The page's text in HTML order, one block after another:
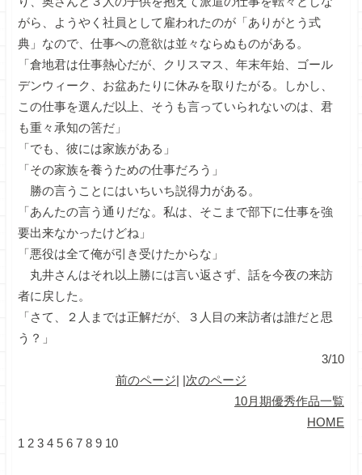
がら、ようやく社員として雇われたのが「ありがとう式
典」なので、仕事への意欲は並々ならぬものがある。
「倉地君は仕事熱心だが、クリスマス、年末年始、ゴール
デンウィーク、お盆あたりに休みを取りたがる。しかし、
この仕事を選んだ以上、そうも言っていられないのは、君
も重々承知の筈だ」
「でも、彼には家族がある」
「その家族を養うための仕事だろう」
勝の言うことにはいちいち説得力がある。
「あんたの言う通りだな。私は、そこまで部下に仕事を強
要出来なかったけどね」
「悪役は全て俺が引き受けたからな」
丸井さんはそれ以上勝には言い返さず、話を今夜の来訪
者に戻した。
「さて、２人までは正解だが、３人目の来訪者は誰だと思
う？」
3/10
前のページ| |次のページ
10月期優秀作品一覧
HOME
1 2 3 4 5 6 7 8 9 10